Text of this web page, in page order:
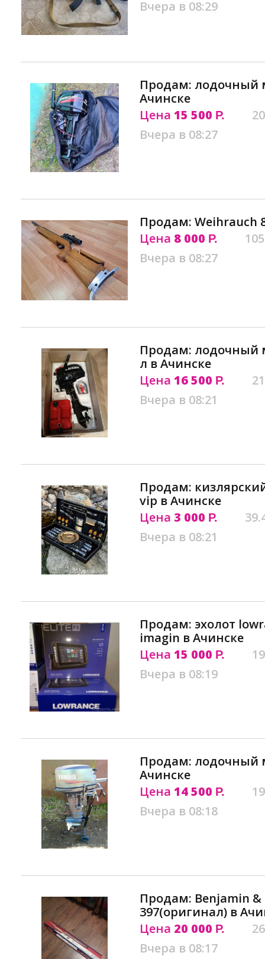
Вчера в 08:29
Продам: лодочный
Ачинске
Цена 15 500 Р.
Вчера в 08:27
Продам: Weihrauch
Цена 8 000 Р.
Вчера в 08:27
Продам: лодочный
л в Ачинске
Цена 16 500 Р.
Вчера в 08:21
Продам:
vip в Ачинске
Цена 3 000 Р.
Вчера в 08:21
Продам: эхолот
imagin в Ачинске
Цена 15 000 Р.
Вчера в 08:19
Продам: лодочный
Ачинске
Цена 14 500 Р.
Вчера в 08:18
Продам: Benjamin &
397(оригинал) в
Цена 20 000 Р.
Вчера в 08:17